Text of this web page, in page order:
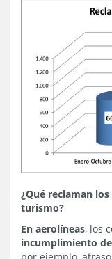
¿Qué reclaman
turismo?
En aerolíneas, los
incumplimiento
por ejemplo,